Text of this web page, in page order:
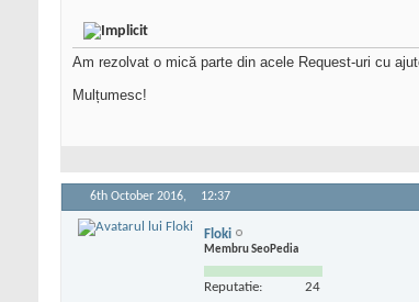
Am rezolvat o mică parte din acele Request-uri cu
Mulțumesc!
6th October 2016, 12:37
Floki
Membru SeoPedia
Reputatie: 24